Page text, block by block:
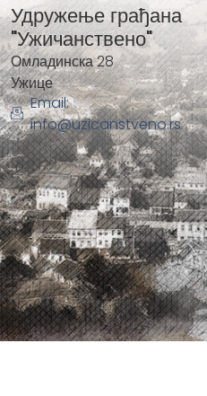
Удружење грађана
"Ужичанствено"
Омладинска 28
Ужице
Email:
info@uzicanstveno.rs